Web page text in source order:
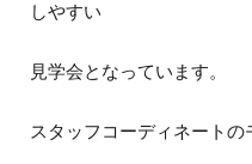
しやすい
見学会となっています。
スタッフコーディネートの